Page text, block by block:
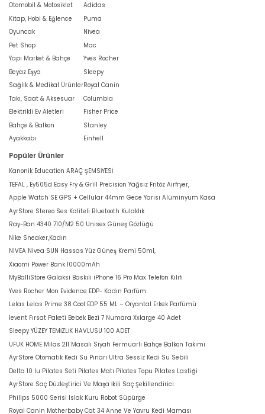
Otomobil & Motosiklet
Kitap, Hobi & Eğlence
Oyuncak
Pet Shop
Yapı Market & Bahçe
Beyaz Eşya
Sağlık & Medikal Ürünler
Takı, Saat & Aksesuar
Elektrikli Ev Aletleri
Bahçe & Balkon
Ayakkabı
Adidas
Puma
Nivea
Mac
Yves Rocher
Sleepy
Royal Canin
Columbia
Fisher Price
Stanley
Einhell
Popüler Ürünler
Kanonik Education ARAÇ ŞEMSİYESİ
TEFAL , Ey505d Easy Fry & Grill Precision Yağsız Fritöz Airfryer,
Apple Watch SE GPS + Cellular 44mm Gece Yarısı Alüminyum Kasa
AyrStore Stereo Ses Kaliteli Bluetooth Kulaklık
Ray-Ban 4340 710/M2 50 Unisex Güneş Gözlüğü
Nike Sneaker,Kadın
NIVEA Nivea SUN Hassas Yüz Güneş Kremi 50ml,
Xiaomi Power Bank 10000mAh
MyBalliStore Galaksi Baskılı iPhone 16 Pro Max Telefon Kılıfı
Yves Rocher Mon Evidence EDP- Kadın Parfüm
Lelas Lelas Prime 38 Cool EDP 55 ML – Oryantal Erkek Parfümü
levent Fırsat Paketi Bebek Bezi 7 Numara Xxlarge 40 Adet
Sleepy YÜZEY TEMİZLİK HAVLUSU 100 ADET
UFUK HOME Milas 211 Masalı Siyah Fermuarlı Bahçe Balkon Takımı
AyrStore Otomatik Kedi Su Pınarı Ultra Sessiz Kedi Su Sebili
Delta 10 lu Pilates Seti Pilates Matı Pilates Topu Pilates Lastiği
AyrStore Saç Düzleştirici Ve Maşa İkili Saç Şekillendirici
Philips 5000 Serisi Islak Kuru Robot Süpürge
Royal Canin Motherbaby Cat 34 Anne Ve Yavru Kedi Maması